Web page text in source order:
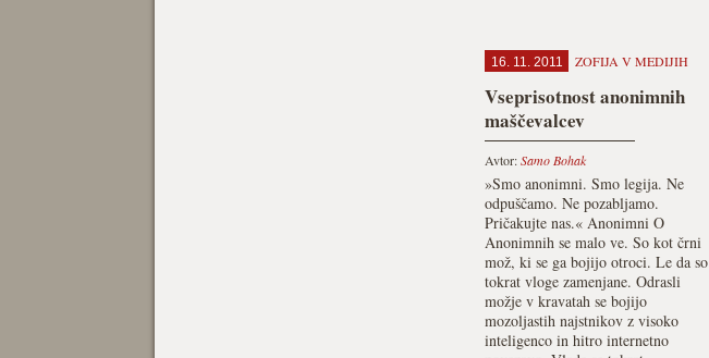
16. 11. 2011 ZOFIJA V MEDIJIH
Vseprisotnost anonimnih
maščevalcev
Avtor:Samo Bohak
»Smo anonimni. Smo legija. Ne
odpuščamo. Ne pozabljamo.
Pričakujte nas.« Anonimni O
Anonimnih se malo ve. So kot črni
mož, ki se ga bojijo otroci. Le da so
tokrat vloge zamenjane. Odrasli
možje v kravatah se bojijo
mozoljastih najstnikov z visoko
inteligenco in hitro internetno